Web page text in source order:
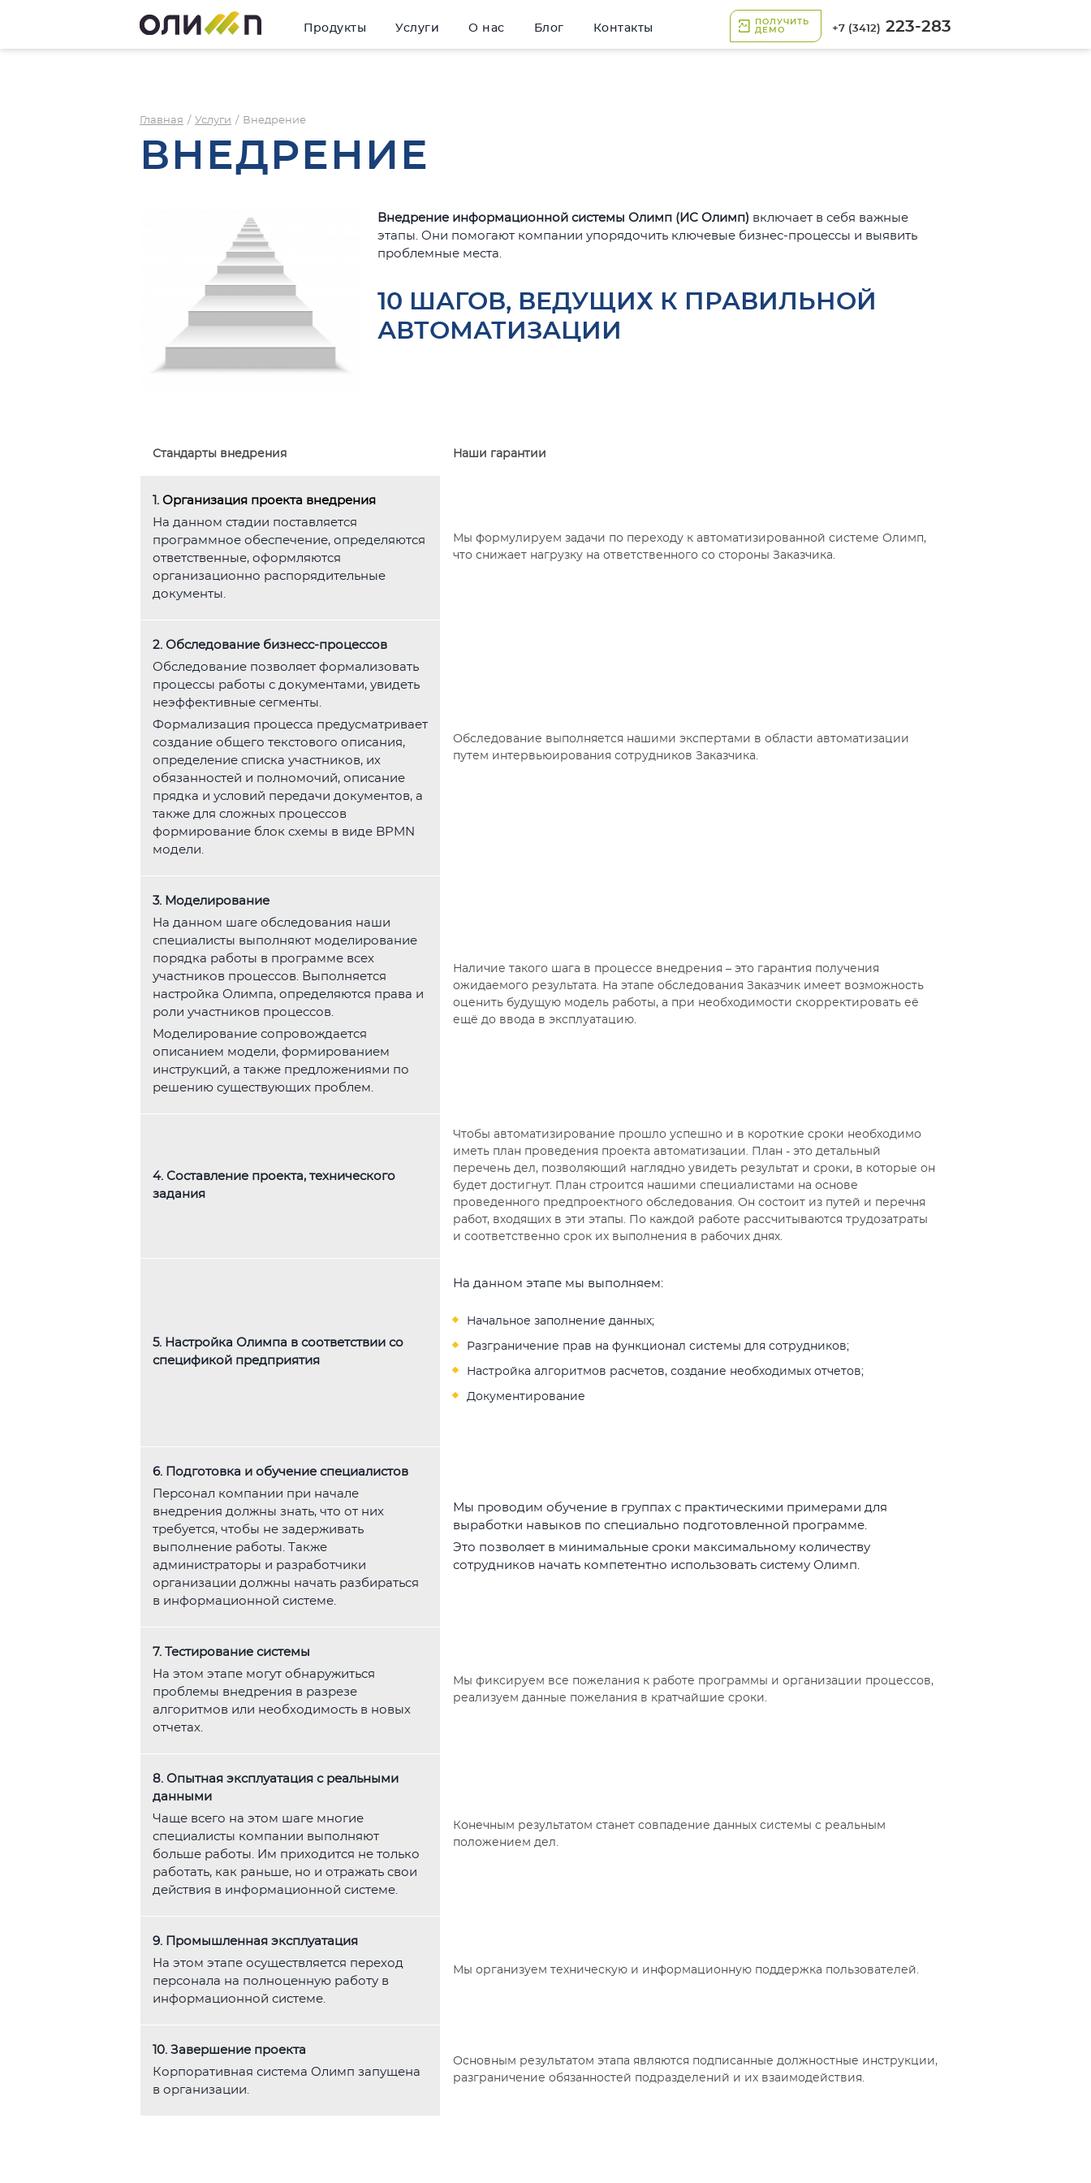
Продукты Услуги О нас Блог Контакты
ПОЛУЧИТЬ
ДЕМО
+7 (3412) 223-283
Главная / Услуги / Внедрение
ВНЕДРЕНИЕ
Внедрение информационной системы Олимп (ИС Олимп) включает в себя важные
этапы. Они помогают компании упорядочить ключевые бизнес-процессы и выявить
проблемные места.
10 ШАГОВ, ВЕДУЩИХ К ПРАВИЛЬНОЙ
АВТОМАТИЗАЦИИ
Стандарты внедрения Наши гарантии
1. Организация проекта внедрения
На данном стадии поставляется
программное обеспечение, определяются
ответственные, оформляются
организационно распорядительные
документы.
Мы формулируем задачи по переходу к автоматизированной системе Олимп,
что снижает нагрузку на ответственного со стороны Заказчика.
2. Обследование бизнесс-процессов
Обследование позволяет формализовать
процессы работы с документами, увидеть
неэффективные сегменты.
Формализация процесса предусматривает
создание общего текстового описания,
определение списка участников, их
обязанностей и полномочий, описание
прядка и условий передачи документов, а
также для сложных процессов
формирование блок схемы в виде BPMN
модели.
Обследование выполняется нашими экспертами в области автоматизации
путем интервьюирования сотрудников Заказчика.
3. Моделирование
На данном шаге обследования наши
специалисты выполняют моделирование
порядка работы в программе всех
участников процессов. Выполняется
настройка Олимпа, определяются права и
роли участников процессов.
Моделирование сопровождается
описанием модели, формированием
инструкций, а также предложениями по
решению существующих проблем.
Наличие такого шага в процессе внедрения – это гарантия получения
ожидаемого результата. На этапе обследования Заказчик имеет возможность
оценить будущую модель работы, а при необходимости скорректировать её
ещё до ввода в эксплуатацию.
4. Составление проекта, технического
задания
Чтобы автоматизирование прошло успешно и в короткие сроки необходимо
иметь план проведения проекта автоматизации. План - это детальный
перечень дел, позволяющий наглядно увидеть результат и сроки, в которые он
будет достигнут. План строится нашими специалистами на основе
проведенного предпроектного обследования. Он состоит из путей и перечня
работ, входящих в эти этапы. По каждой работе рассчитываются трудозатраты
и соответственно срок их выполнения в рабочих днях.
5. Настройка Олимпа в соответствии со
спецификой предприятия
На данном этапе мы выполняем:
Начальное заполнение данных;
Разграничение прав на функционал системы для сотрудников;
Настройка алгоритмов расчетов, создание необходимых отчетов;
Документирование
6. Подготовка и обучение специалистов
Персонал компании при начале
внедрения должны знать, что от них
требуется, чтобы не задерживать
выполнение работы. Также
администраторы и разработчики
организации должны начать разбираться
в информационной системе.
Мы проводим обучение в группах с практическими примерами для
выработки навыков по специально подготовленной программе.
Это позволяет в минимальные сроки максимальному количеству
сотрудников начать компетентно использовать систему Олимп.
7. Тестирование системы
На этом этапе могут обнаружиться
проблемы внедрения в разрезе
алгоритмов или необходимость в новых
отчетах.
Мы фиксируем все пожелания к работе программы и организации процессов,
реализуем данные пожелания в кратчайшие сроки.
8. Опытная эксплуатация с реальными
данными
Чаще всего на этом шаге многие
специалисты компании выполняют
больше работы. Им приходится не только
работать, как раньше, но и отражать свои
действия в информационной системе.
Конечным результатом станет совпадение данных системы с реальным
положением дел.
9. Промышленная эксплуатация
На этом этапе осуществляется переход
персонала на полноценную работу в
информационной системе.
Мы организуем техническую и информационную поддержка пользователей.
10. Завершение проекта
Корпоративная система Олимп запущена
в организации.
Основным результатом этапа являются подписанные должностные инструкции,
разграничение обязанностей подразделений и их взаимодействия.